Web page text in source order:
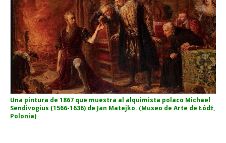
Una pintura de 1867 que muestra al alquimista polaco Michael
Sendivogius (1566-1636) de Jan Matejko. (Museo de Arte de Łódź,
Polonia)